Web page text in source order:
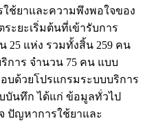
ช้ยาและความพึงพอใจของ
ะยะเริ่มต้นที่เข้ารับการ
25 แห่ง รวมทั้งสิ้น 259 คน
การ จำนวน 75 คน แบบ
อบด้วยโปรแกรมระบบบริการ
บันทึก ได้แก่ ข้อมูลทั่วไป
ปัญหาการใช้ยาและ